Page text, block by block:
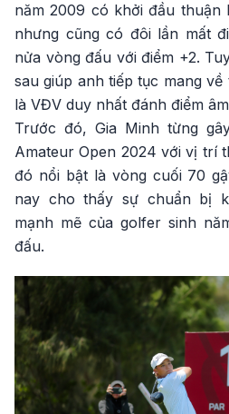
năm 2009 có khởi đầu thuận
nhưng cũng có đôi lần mất
nửa vòng đấu với điểm +2.
sau giúp anh tiếp tục mang
là VĐV duy nhất đánh điểm
Trước đó, Gia Minh từng
Amateur Open 2024 với vị trí
đó nổi bật là vòng cuối 70
nay cho thấy sự chuẩn bị
mạnh mẽ của golfer sinh
đấu.